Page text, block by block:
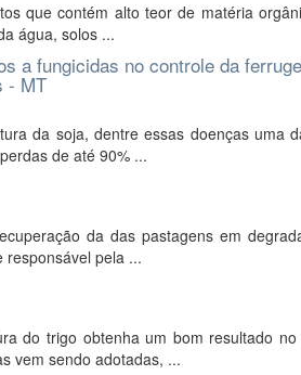
que contém alto teor de matéria
água, solos ...
a fungicidas no controle da
- MT
da soja, dentre essas doenças uma
de até 90% ...
da das pastagens em
pela ...
do trigo obtenha um bom resultado no
vem sendo adotadas, ...